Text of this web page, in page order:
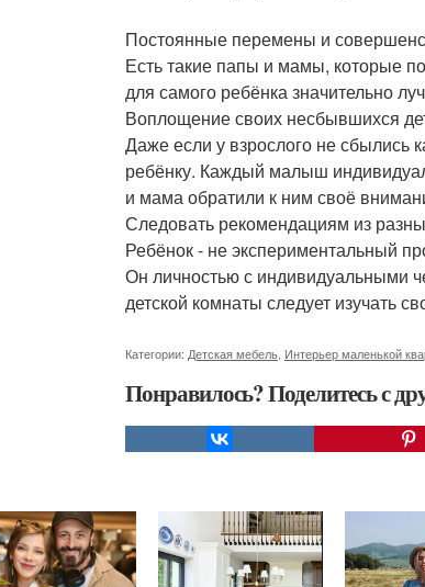
Постоянные перемены и
Есть такие папы и мамы, которые
для самого ребёнка значительно
Воплощение своих несбывшихся
Даже если у взрослого не сбылись
ребёнку. Каждый малыш
и мама обратили к ним своё
Следовать рекомендациям из
Ребёнок - не экспериментальный
Он личностью с индивидуальными
детской комнаты следует изучать
Категории: Детская мебель Интерьер маленькой
Понравилось? Поделитесь с